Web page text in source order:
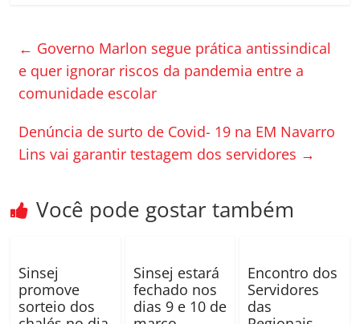
e
b
o
o
k
er p
ar
til
ar
← Governo Marlon segue prática antissindical
e quer ignorar riscos da pandemia entre a
comunidade escolar
Denúncia de surto de Covid- 19 na EM Navarro
Lins vai garantir testagem dos servidores →
Você pode gostar também
Sinsej
promove
sorteio dos
Sinsej estará
fechado nos
dias 9 e 10 de
Encontro dos
Servidores
das